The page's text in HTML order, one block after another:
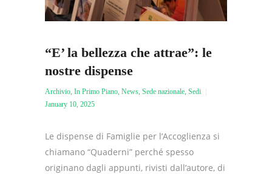
“E’ la bellezza che attrae”: le
nostre dispense
Archivio In Primo Piano News Sede nazionale Sedi
January 10, 2025
Le dispense di Famiglie per l’Accoglienza si
chiamano “Quaderni” perché spesso
originano dagli appunti, rivisti dall’autore, di